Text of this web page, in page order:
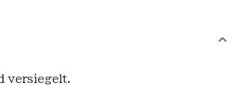
versiegelt.